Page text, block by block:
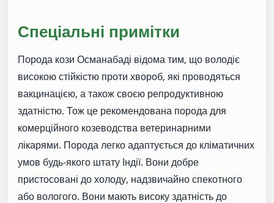
Спеціальні примітки
Порода кози Османабаді відома тим, що володіє
високою стійкістю проти хвороб, які проводяться
вакцинацією, а також своєю репродуктивною
здатністю. Тож це рекомендована порода для
комерційного козеводства ветеринарними
лікарями. Порода легко адаптується до кліматичних
умов будь-якого штату Індії. Вони добре
пристосовані до холоду, надзвичайно спекотного
або вологого. Вони мають високу здатність до